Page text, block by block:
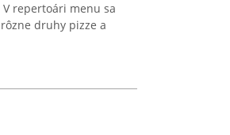
repertoári menu sa
druhy pizze a